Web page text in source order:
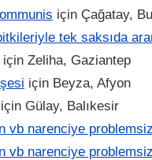
için Çağatay,
tek saksıda
için Zeliha, Gaziantep
için Beyza, Afyon
için Gülay, Balıkesir
vb narenciye
vb narenciye